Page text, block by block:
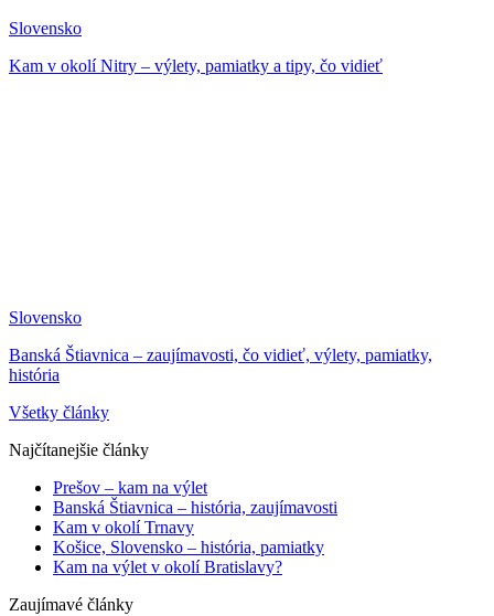
Slovensko
Kam v okolí Nitry – výlety, pamiatky a tipy, čo vidieť
Slovensko
Banská Štiavnica – zaujímavosti, čo vidieť, výlety, pamiatky,
história
Všetky články
Najčítanejšie články
Prešov – kam na výlet
Banská Štiavnica – história, zaujímavosti
Kam v okolí Trnavy
Košice, Slovensko – história, pamiatky
Kam na výlet v okolí Bratislavy?
Zaujímavé články